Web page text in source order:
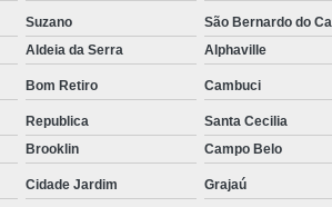
Suzano São Bernardo do
Aldeia da Serra Alphaville
Bom Retiro Cambuci
Republica Santa Cecilia
Brooklin Campo Belo
Cidade Jardim Grajaú